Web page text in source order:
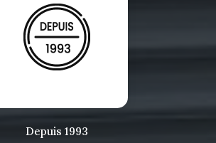
Depuis 1993